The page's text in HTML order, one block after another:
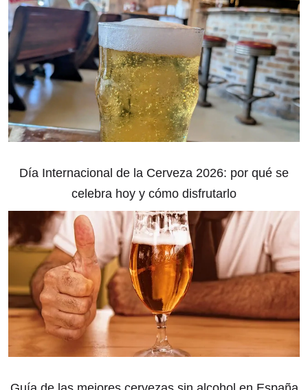
Día Internacional de la Cerveza 2026: por qué se
celebra hoy y cómo disfrutarlo